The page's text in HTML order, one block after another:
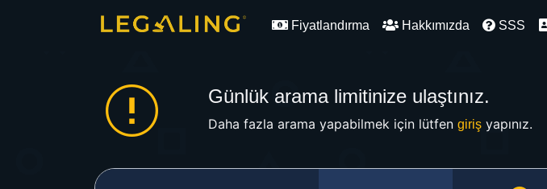
Fiyatlandırma Hakkımızda SSS
Günlük arama limitinize ulaştınız.
Daha fazla arama yapabilmek için lütfen girişyapınız.